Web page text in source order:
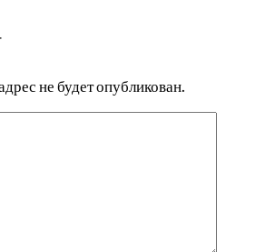
не будет опубликован.